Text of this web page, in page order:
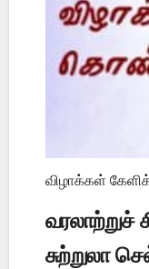
விழாக்கள்
வரலாற்றுச்
சுற்றுலா